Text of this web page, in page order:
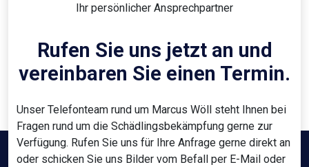
Ihr persönlicher Ansprechpartner
Rufen Sie uns jetzt an und
vereinbaren Sie einen Termin.
Unser Telefonteam rund um Marcus Wöll steht Ihnen bei
Fragen rund um die Schädlingsbekämpfung gerne zur
Verfügung. Rufen Sie uns für Ihre Anfrage gerne direkt an
oder schicken Sie uns Bilder vom Befall per E-Mail oder